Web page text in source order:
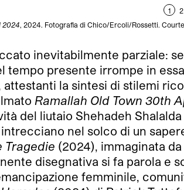
1 2
2024, 2024. Fotografia di Chico/Ercoli/Rossetti.
inevitabilmente parziale:
tempo presente irrompe in
attestanti la sintesi di stilemi
Ramallah Old Town 30th
del liutaio Shehadeh
nel solco di un
Tragedie (2024), immaginata
disegnativa si fa parola e
femminile,